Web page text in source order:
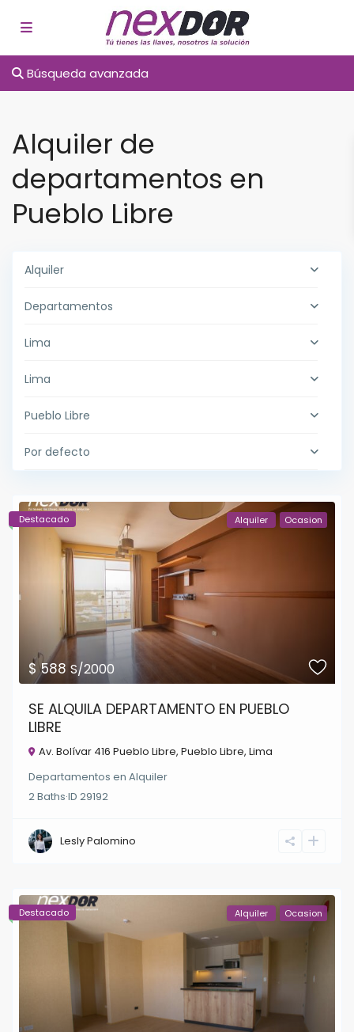
Búsqueda avanzada
Alquiler de
departamentos en
Pueblo Libre
Alquiler
Departamentos
Lima
Lima
Pueblo Libre
Por defecto
$ 588S/2000
Alquiler Ocasion
Destacado
SE ALQUILA DEPARTAMENTO EN PUEBLO
LIBRE
Av. Bolívar 416 Pueblo Libre,Pueblo Libre,Lima
Departamentos enAlquiler
2Baths·ID29192
Lesly Palomino
Alquiler Ocasion
Destacado